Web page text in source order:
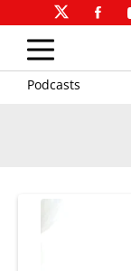
Podcasts